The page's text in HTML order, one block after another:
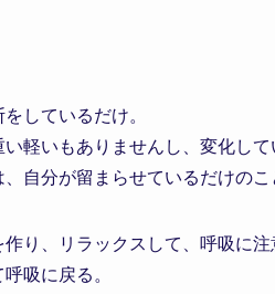
しているだけ。
軽いもありませんし、変化して
自分が留まらせているだけのこ
り、リラックスして、呼吸に
吸に戻る。